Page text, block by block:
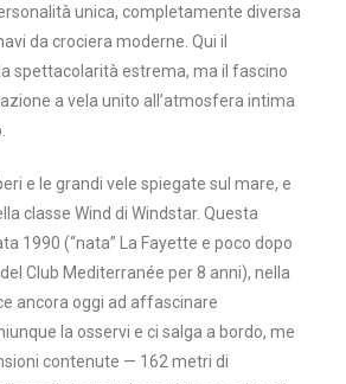
unica, completamente diversa
da crociera moderne. Qui il
spettacolarità estrema, ma il fascino
a vela unito all’atmosfera intima
e le grandi vele spiegate sul mare, e
classe Wind di Windstar. Questa
1990 (“nata” La Fayette e poco dopo
Club Mediterranée per 8 anni), nella
ancora oggi ad affascinare
la osservi e ci salga a bordo, me
contenute — 162 metri di